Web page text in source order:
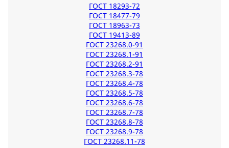
ГОСТ 18293-72
ГОСТ 18477-79
ГОСТ 18963-73
ГОСТ 19413-89
ГОСТ 23268.0-91
ГОСТ 23268.1-91
ГОСТ 23268.2-91
ГОСТ 23268.3-78
ГОСТ 23268.4-78
ГОСТ 23268.5-78
ГОСТ 23268.6-78
ГОСТ 23268.7-78
ГОСТ 23268.8-78
ГОСТ 23268.9-78
ГОСТ 23268.11-78